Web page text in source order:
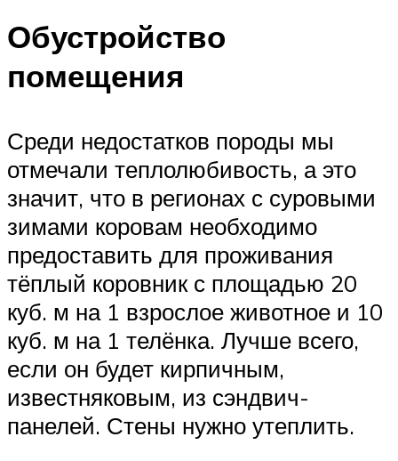
Обустройство
помещения
Среди недостатков породы мы
отмечали теплолюбивость, а это
значит, что в регионах с суровыми
зимами коровам необходимо
предоставить для проживания
тёплый коровник с площадью 20
куб. м на 1 взрослое животное и 10
куб. м на 1 телёнка. Лучше всего,
если он будет кирпичным,
известняковым, из сэндвич-
панелей. Стены нужно утеплить.